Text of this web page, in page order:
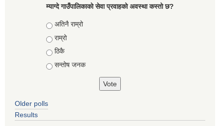
म्याग्दे गाउँपालिकाको सेवा प्रवाहको अवस्था कस्तो छ?
Choices
अतिनै राम्रो
राम्रो
ठिकै
सन्तोष जनक
Older polls
Results